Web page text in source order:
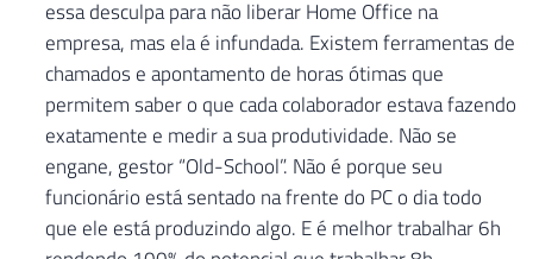
essa desculpa para não liberar Home Office na
empresa, mas ela é infundada. Existem ferramentas de
chamados e apontamento de horas ótimas que
permitem saber o que cada colaborador estava fazendo
exatamente e medir a sua produtividade. Não se
engane, gestor “Old-School”. Não é porque seu
funcionário está sentado na frente do PC o dia todo
que ele está produzindo algo. E é melhor trabalhar 6h